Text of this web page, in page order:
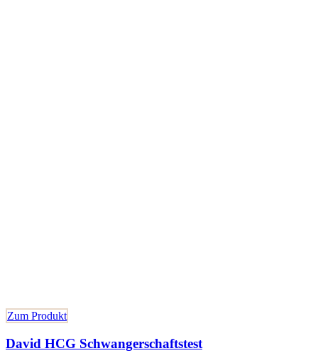
Zum Produkt
David HCG Schwangerschaftstest